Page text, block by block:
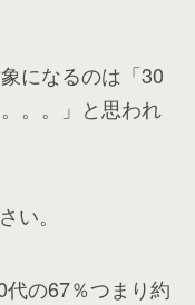
になるのは「30
。。」と思われ
い。
の67％つまり約